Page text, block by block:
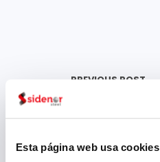
Esta página web usa cookies
PREVIOUS POST